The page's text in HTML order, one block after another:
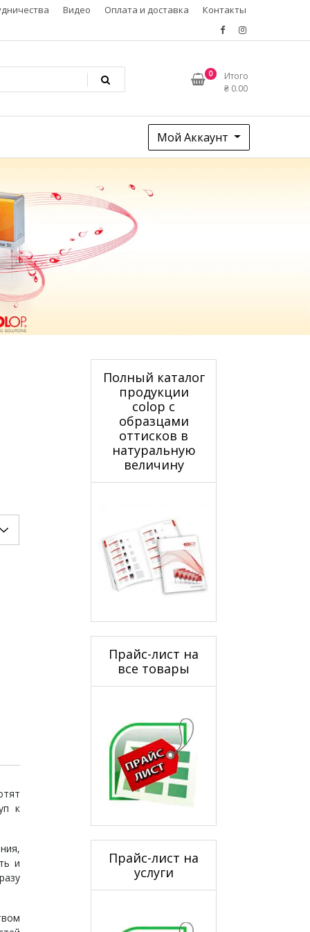
Видео Оплата и доставка Контакты
0
Итого
₴ 0.00
Мой Аккаунт
к
и
Полный каталог
продукции
colop с
образцами
оттисков в
натуральную
величину
Прайс-лист на
все товары
Прайс-лист на
услуги